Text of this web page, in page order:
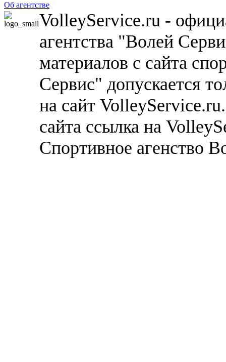
Об агентстве
VolleyService.ru -
агентства "Волей
материалов с сайта
Сервис" допускается
на сайт
сайта ссылка на
Спортивное агенство